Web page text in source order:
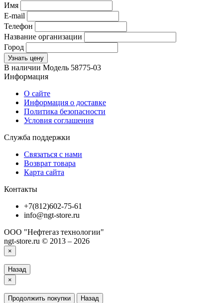
Имя
E-mail
Телефон
Название организации
Город
Узнать цену
В наличии Модель 58775-03
Информация
О сайте
Информация о доставке
Политика безопасности
Условия соглашения
Служба поддержки
Связаться с нами
Возврат товара
Карта сайта
Контакты
+7(812)602-75-61
info@ngt-store.ru
ООО "Нефтегаз технологии"
ngt-store.ru © 2013 – 2026
×
Назад
×
Продолжить покупки Назад